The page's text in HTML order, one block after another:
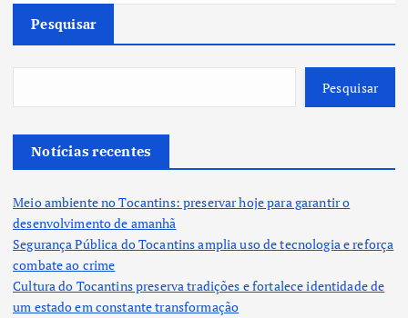
Pesquisar
Pesquisar
Notícias recentes
Meio ambiente no Tocantins: preservar hoje para garantir o
desenvolvimento de amanhã
Segurança Pública do Tocantins amplia uso de tecnologia e reforça
combate ao crime
Cultura do Tocantins preserva tradições e fortalece identidade de
um estado em constante transformação